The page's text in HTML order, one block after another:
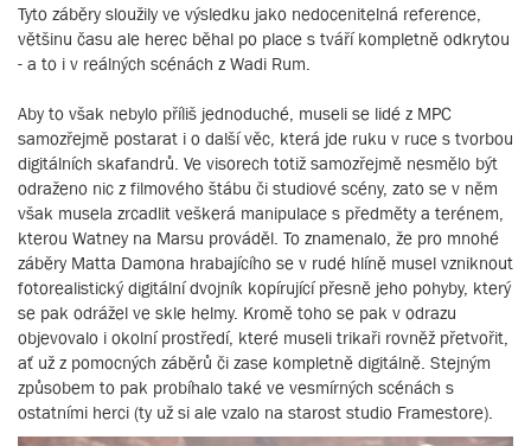
Tyto záběry sloužily ve výsledku jako nedocenitelná reference,
většinu času ale herec běhal po place s tváří kompletně odkrytou
- a to i v reálných scénách z Wadi Rum.
Aby to však nebylo příliš jednoduché, museli se lidé z MPC
samozřejmě postarat i o další věc, která jde ruku v ruce s tvorbou
digitálních skafandrů. Ve visorech totiž samozřejmě nesmělo být
odraženo nic z filmového štábu či studiové scény, zato se v něm
však musela zrcadlit veškerá manipulace s předměty a terénem,
kterou Watney na Marsu prováděl. To znamenalo, že pro mnohé
záběry Matta Damona hrabajícího se v rudé hlíně musel vzniknout
fotorealistický digitální dvojník kopírující přesně jeho pohyby, který
se pak odrážel ve skle helmy. Kromě toho se pak v odrazu
objevovalo i okolní prostředí, které museli trikaři rovněž přetvořit,
ať už z pomocných záběrů či zase kompletně digitálně. Stejným
způsobem to pak probíhalo také ve vesmírných scénách s
ostatními herci (ty už si ale vzalo na starost studio Framestore).